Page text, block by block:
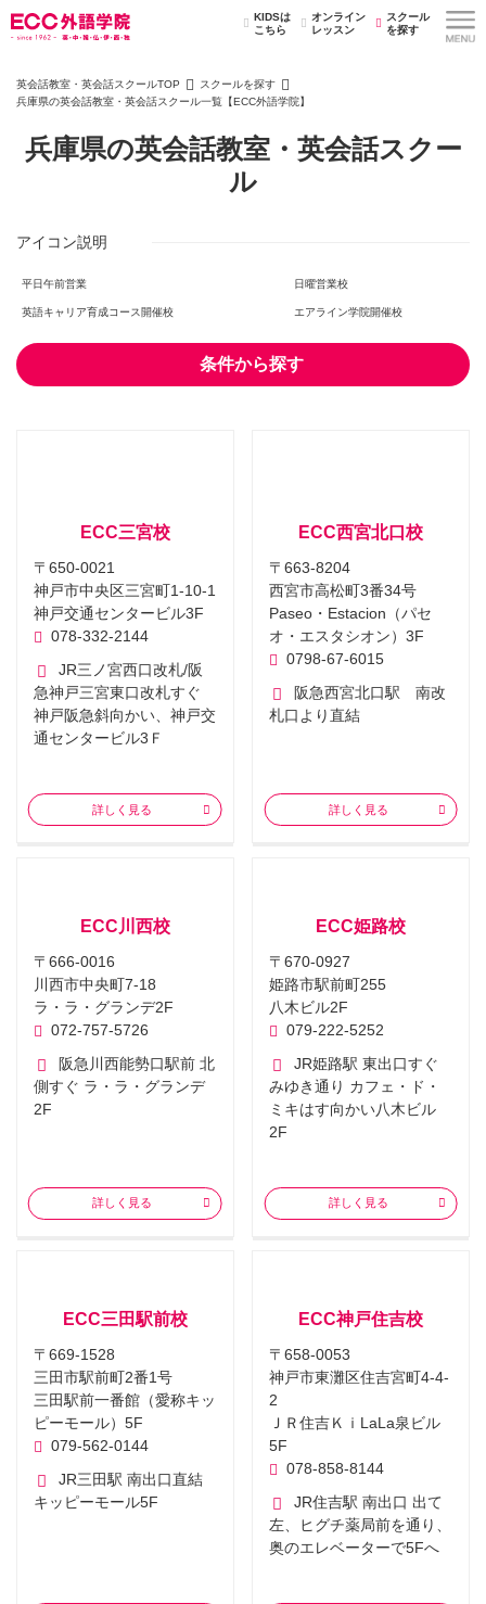
KIDSは
こちら
オンライン
レッスン
スクール
を探す
英会話教室・英会話スクールTOP
スクールを探す
兵庫県の英会話教室・英会話スクール一覧【ECC外語学院】
兵庫県の英会話教室・英会話スクー
ル
アイコン説明
平日午前営業 日曜営業校
英語キャリア育成コース開催校 エアライン学院開催校
条件から探す
ECC三宮校
〒650-0021
神戸市中央区三宮町1-10-1
神戸交通センタービル3F
078-332-2144
JR三ノ宮西口改札/阪
急神戸三宮東口改札すぐ
神戸阪急斜向かい、神戸交
通センタービル3Ｆ
詳しく見る
ECC西宮北口校
〒663-8204
西宮市高松町3番34号
Paseo・Estacion（パセ
オ・エスタシオン）3F
0798-67-6015
阪急西宮北口駅 南改
札口より直結
詳しく見る
ECC川西校
〒666-0016
川西市中央町7-18
ラ・ラ・グランデ2F
072-757-5726
阪急川西能勢口駅前 北
側すぐ ラ・ラ・グランデ
2F
詳しく見る
ECC姫路校
〒670-0927
姫路市駅前町255
八木ビル2F
079-222-5252
JR姫路駅 東出口すぐ
みゆき通り カフェ・ド・
ミキはす向かい八木ビル
2F
詳しく見る
ECC三田駅前校
〒669-1528
三田市駅前町2番1号
三田駅前一番館（愛称キッ
ピーモール）5F
079-562-0144
JR三田駅 南出口直結
キッピーモール5F
ECC神戸住吉校
〒658-0053
神戸市東灘区住吉宮町4-4-
2
ＪＲ住吉ＫｉLaLa泉ビル
5F
078-858-8144
JR住吉駅 南出口 出て
左、ヒグチ薬局前を通り、
奥のエレベーターで5Fへ